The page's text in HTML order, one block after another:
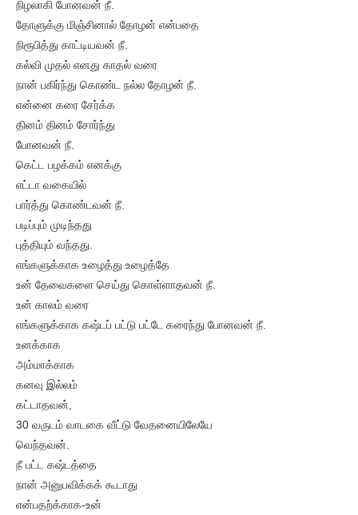
நிழலாகி போனவன் நீ.
தோளுக்கு மிஞ்சினால் தோழன் என்பதை
நிரூபித்து காட்டியவன் நீ.
கல்வி முதல் எனது காதல் வரை
நான் பகிர்ந்து கொண்ட நல்ல தோழன் நீ.
என்னை கரை சேர்க்க
தினம் தினம் சோர்ந்து
போனவன் நீ.
கெட்ட பழக்கம் எனக்கு
எட்டா வகையில்
பார்த்து கொண்டவன் நீ.
படிப்பும் முடிந்தது
புத்தியும் வந்தது.
எங்களுக்காக உழைத்து உழைத்தே
உன் தேவைகளை செய்து கொள்ளாதவன் நீ.
உன் காலம் வரை
எங்களுக்காக கஷ்டப் பட்டு பட்டே கரைந்து போனவன் நீ.
உனக்காக
அம்மாக்காக
கனவு இல்லம்
கட்டாதவன்,
30 வருடம் வாடகை வீட்டு வேதனையிலேயே
வெந்தவன்.
நீ பட்ட கஷ்டத்தை
நான் அனுபவிக்கக் கூடாது
என்பதற்க்காக-உன்